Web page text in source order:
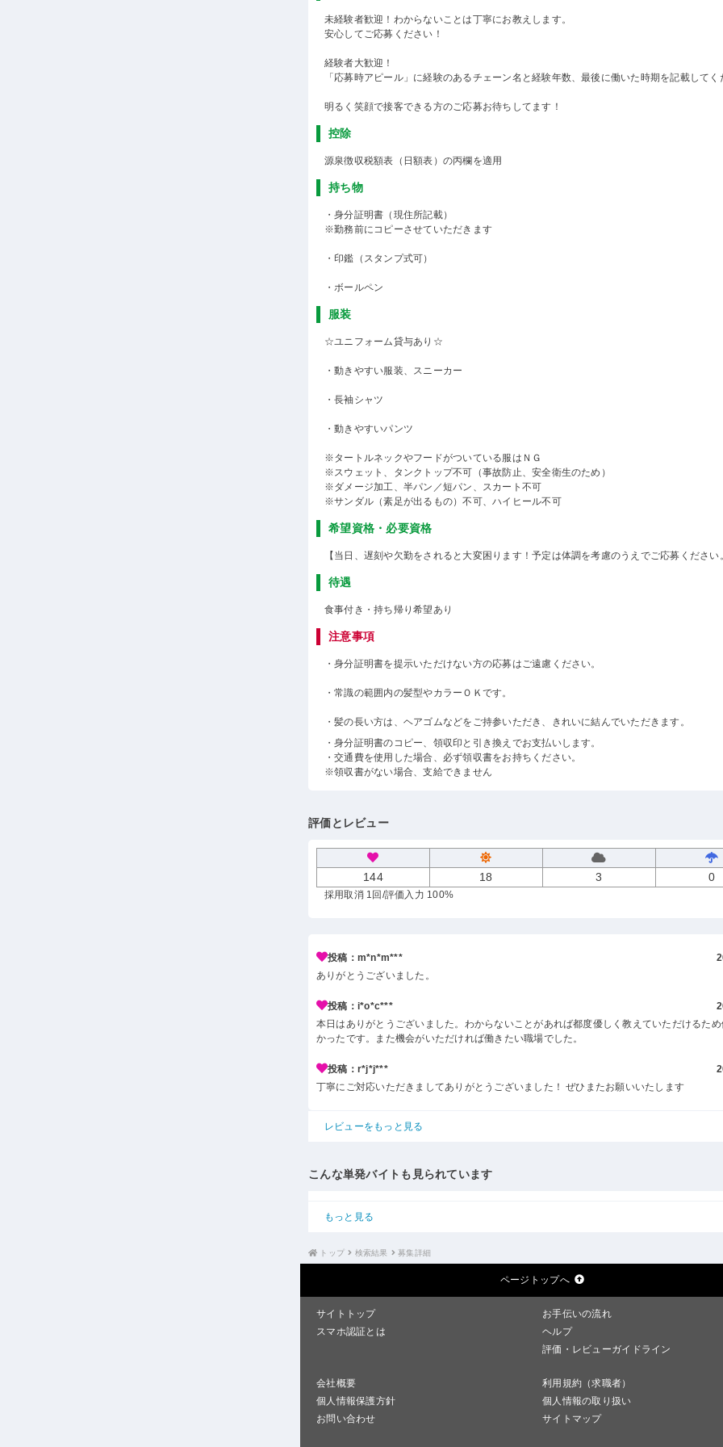
未経験者歓迎！わからないことは丁寧にお教えします。
安心してご応募ください！
経験者大歓迎！
「応募時アピール」に経験のあるチェーン名と経験年数、最後に働いた時期を記載してく
明るく笑顔で接客できる方のご応募お待ちしてます！
控除
源泉徴収税額表（日額表）の丙欄を適用
持ち物
・身分証明書（現住所記載）
※勤務前にコピーさせていただきます
・印鑑（スタンプ式可）
・ボールペン
服装
☆ユニフォーム貸与あり☆
・動きやすい服装、スニーカー
・長袖シャツ
・動きやすいパンツ
※タートルネックやフードがついている服はＮＧ
※スウェット、タンクトップ不可（事故防止、安全衛生のため）
※ダメージ加工、半パン／短パン、スカート不可
※サンダル（素足が出るもの）不可、ハイヒール不可
希望資格・必要資格
【当日、遅刻や欠勤をされると大変困ります！予定は体調を考慮のうえでご応募ください
待遇
食事付き・持ち帰り希望あり
注意事項
・身分証明書を提示いただけない方の応募はご遠慮ください。
・常識の範囲内の髪型やカラーＯＫです。
・髪の長い方は、ヘアゴムなどをご持参いただき、きれいに結んでいただきます。
・身分証明書のコピー、領収印と引き換えでお支払いします。
・交通費を使用した場合、必ず領収書をお持ちください。
※領収書がない場合、支給できません
評価とレビュー
144 18 3 0
採用取消 1回 /評価入力 100%
投稿：m*n*m***
ありがとうございました。
投稿：i*o*c***
本日はありがとうございました。わからないことがあれば都度優しく教えていただけるた
かったです。また機会がいただければ働きたい職場でした。
投稿：r*j*j***
丁寧にご対応いただきましてありがとうございました！ ぜひまたお願いいたします
レビューをもっと見る
こんな単発バイトも見られています
もっと見る
トップ 検索結果 募集詳細
ページトップへ
サイトトップ
お手伝いの流れ
スマホ認証とは
ヘルプ
評価・レビューガイドライン
会社概要
利用規約（求職者）
個人情報保護方針
個人情報の取り扱い
お問い合わせ
サイトマップ